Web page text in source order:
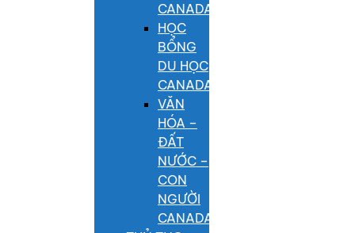
CANADA
HỌC
BỔNG
DU HỌC
CANADA
VĂN
HÓA –
ĐẤT
NƯỚC –
CON
NGƯỜI
CANADA